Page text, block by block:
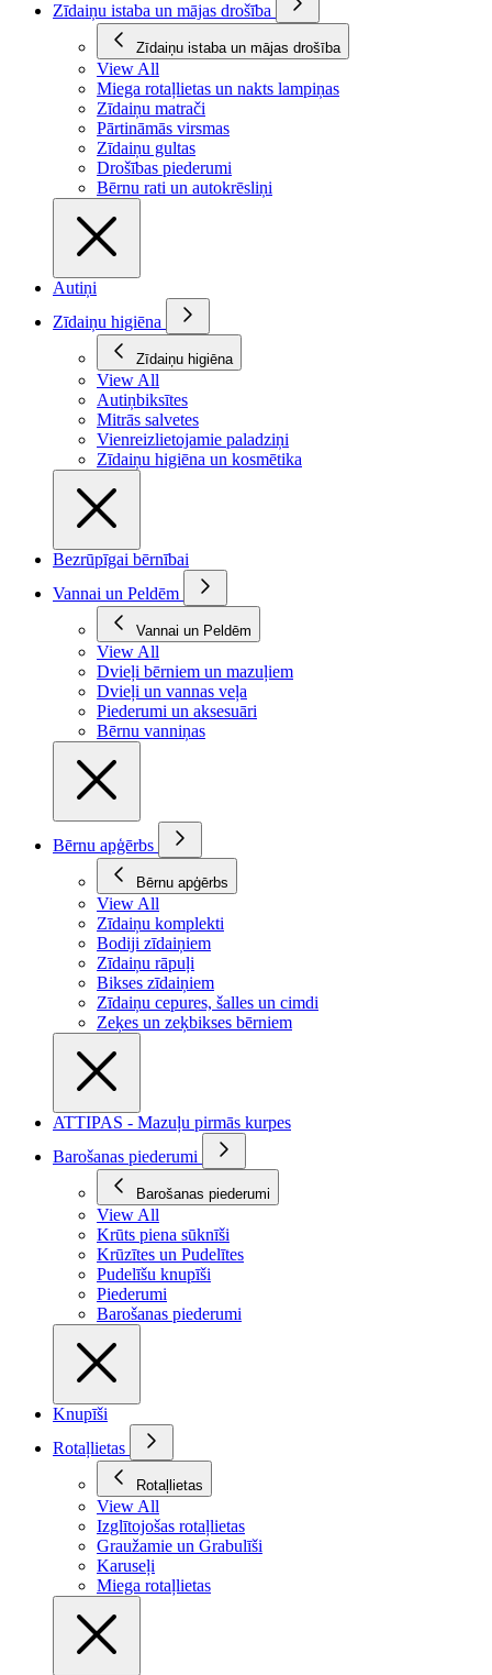
Zīdaiņu istaba un mājas drošība
Zīdaiņu istaba un mājas drošība
View All
Miega rotaļlietas un nakts lampiņas
Zīdaiņu matrači
Pārtināmās virsmas
Zīdaiņu gultas
Drošības piederumi
Bērnu rati un autokrēsliņi
Autiņi
Zīdaiņu higiēna
Zīdaiņu higiēna
View All
Autiņbiksītes
Mitrās salvetes
Vienreizlietojamie paladziņi
Zīdaiņu higiēna un kosmētika
Bezrūpīgai bērnībai
Vannai un Peldēm
Vannai un Peldēm
View All
Dvieļi bērniem un mazuļiem
Dvieļi un vannas veļa
Piederumi un aksesuāri
Bērnu vanniņas
Bērnu apģērbs
Bērnu apģērbs
View All
Zīdaiņu komplekti
Bodiji zīdaiņiem
Zīdaiņu rāpuļi
Bikses zīdaiņiem
Zīdaiņu cepures, šalles un cimdi
Zeķes un zeķbikses bērniem
ATTIPAS - Mazuļu pirmās kurpes
Barošanas piederumi
Barošanas piederumi
View All
Krūts piena sūknīši
Krūzītes un Pudelītes
Pudelīšu knupīši
Piederumi
Barošanas piederumi
Knupīši
Rotaļlietas
Rotaļlietas
View All
Izglītojošas rotaļlietas
Graužamie un Grabulīši
Karuseļi
Miega rotaļlietas